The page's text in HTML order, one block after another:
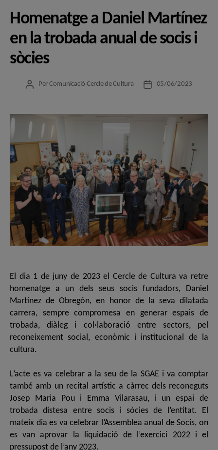
Homenatge a Daniel Martínez
en la trobada anual de socis i
sòcies
Autor
Per Comunicació Cercle de Cultura
Data05/06/2023
El dia 1 de juny de 2023 el Cercle de Cultura va retre
homenatge a un dels seus socis fundadors, Daniel
Martínez de Obregón, en honor de la seva dilatada
carrera, sempre compromesa en generar espais de
trobada, diàleg i col·laboració entre sectors, pel
reconeixement social, econòmic i institucional de la
cultura.
L’acte es va celebrar a la seu de la SGAE i va comptar
també amb un recital artístic a càrrec dels reconeguts
Josep Maria Pou i Emma Vilarasau, i un espai de
trobada distesa entre socis i sòcies de l’entitat. El
mateix dia es va celebrar l’Assemblea anual de Socis, on
es van aprovar la liquidació de l’exercici 2022 i el
pressupost de l’any 2023.